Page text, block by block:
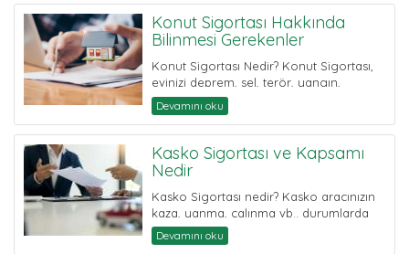
Konut Sigortası Hakkında
Bilinmesi Gerekenler
Konut Sigortası Nedir? Konut Sigortası,
evinizi deprem, sel, terör, yangın,
hırsızlık, su basması, vb.. risklere ...
Devamını oku
Kasko Sigortası ve Kapsamı
Nedir
Kasko Sigortası nedir? Kasko aracınızın
kaza, yanma, çalınma vb.. durumlarda
oluşan zararları güvence altı...
Devamını oku